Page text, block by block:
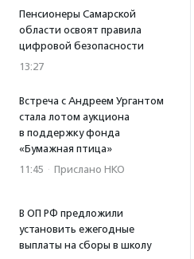
Пенсионеры Самарской
области освоят правила
цифровой безопасности
13:27
Встреча с Андреем Ургантом
стала лотом аукциона
в поддержку фонда
«Бумажная птица»
11:45 · Прислано НКО
В ОП РФ предложили
установить ежегодные
выплаты на сборы в школу